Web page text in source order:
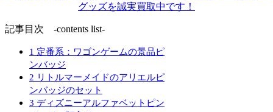
グッズを誠実買取中です！
記事目次 -contents list-
1 定番系：ワゴンゲームの景品ピ
ンバッジ
2 リトルマーメイドのアリエルピ
ンバッジのセット
3 ディズニーアルファベットピン